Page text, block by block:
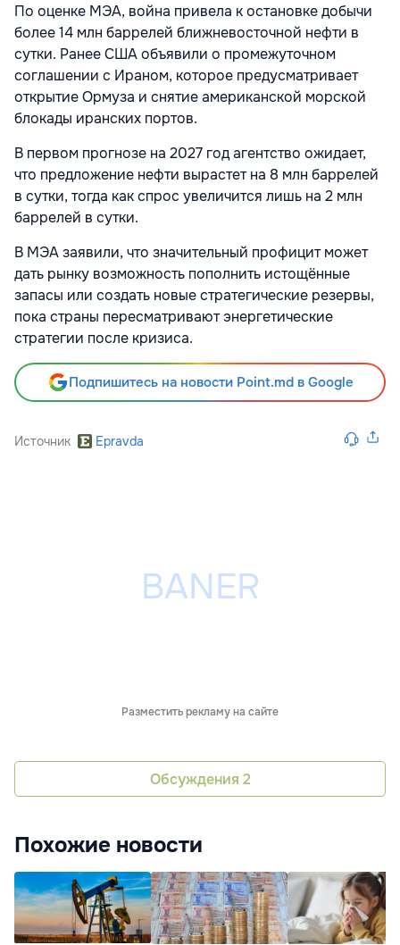
По оценке МЭА, война привела к остановке добычи
более 14 млн баррелей ближневосточной нефти в
сутки. Ранее США объявили о промежуточном
соглашении с Ираном, которое предусматривает
открытие Ормуза и снятие американской морской
блокады иранских портов.
В первом прогнозе на 2027 год агентство ожидает,
что предложение нефти вырастет на 8 млн баррелей
в сутки, тогда как спрос увеличится лишь на 2 млн
баррелей в сутки.
В МЭА заявили, что значительный профицит может
дать рынку возможность пополнить истощённые
запасы или создать новые стратегические резервы,
пока страны пересматривают энергетические
стратегии после кризиса.
Подпишитесь на новости Point.md в Google
Источник Epravda
Разместить рекламу на сайте
Обсуждения 2
Похожие новости